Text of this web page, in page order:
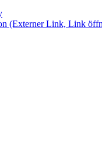
(Externer Link, Link